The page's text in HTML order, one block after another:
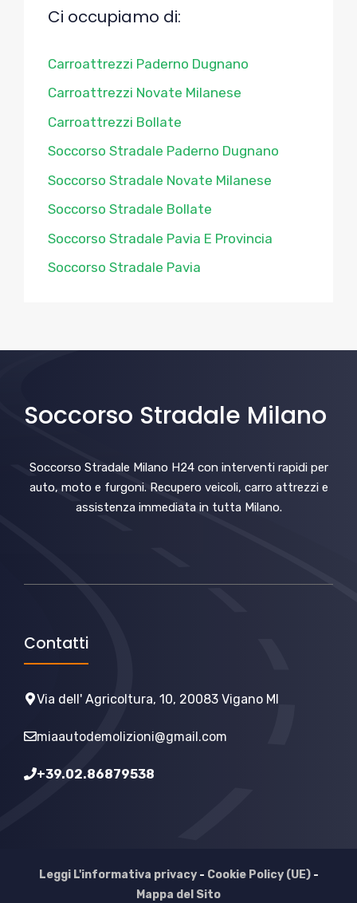
Ci occupiamo di:
Carroattrezzi Paderno Dugnano
Carroattrezzi Novate Milanese
Carroattrezzi Bollate
Soccorso Stradale Paderno Dugnano
Soccorso Stradale Novate Milanese
Soccorso Stradale Bollate
Soccorso Stradale Pavia E Provincia
Soccorso Stradale Pavia
Soccorso Stradale Milano
Soccorso Stradale Milano H24 con interventi rapidi per
auto, moto e furgoni. Recupero veicoli, carro attrezzi e
assistenza immediata in tutta Milano.
Contatti
Via dell' Agricoltura, 10, 20083 Vigano MI
miaautodemolizioni@gmail.com
+39.02.86879538
Leggi L'informativa privacy- Cookie Policy (UE)-
Mappa del Sito